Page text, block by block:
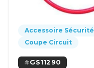
Accessoire Sécurité
Coupe Circuit
GS11290